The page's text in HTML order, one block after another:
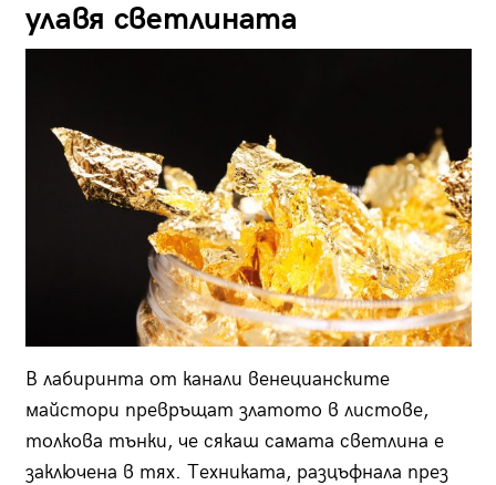
улавя светлината
В лабиринта от канали венецианските
майстори превръщат златото в листове,
толкова тънки, че сякаш самата светлина е
заключена в тях. Техниката, разцъфнала през